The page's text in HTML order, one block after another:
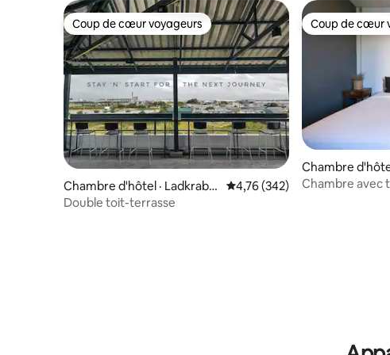
Coup de cœur voyageurs
Coup de cœur voyageurs
Chambre d'hôtel · Ladkraba
ng
Note moyenne de 4,76 sur 5,
4,76 (342)
Double toit-terrasse
Coup de cœur
Coup de cœur
Chambre
hang Khlan
Chambre avec